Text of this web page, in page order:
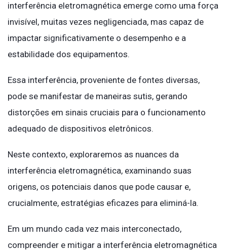
interferência eletromagnética emerge como uma força
invisível, muitas vezes negligenciada, mas capaz de
impactar significativamente o desempenho e a
estabilidade dos equipamentos.
Essa interferência, proveniente de fontes diversas,
pode se manifestar de maneiras sutis, gerando
distorções em sinais cruciais para o funcionamento
adequado de dispositivos eletrônicos.
Neste contexto, exploraremos as nuances da
interferência eletromagnética, examinando suas
origens, os potenciais danos que pode causar e,
crucialmente, estratégias eficazes para eliminá-la.
Em um mundo cada vez mais interconectado,
compreender e mitigar a interferência eletromagnética